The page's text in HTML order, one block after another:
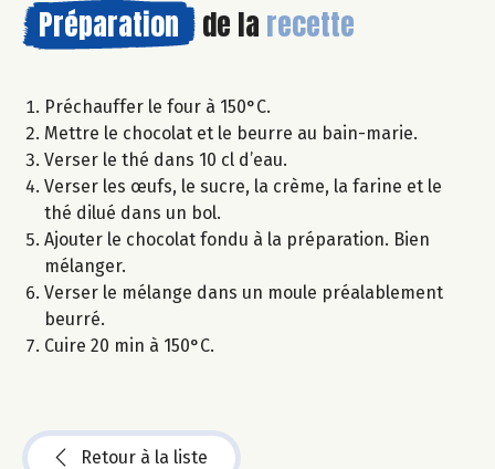
Préparation de la recette
Préchauffer le four à 150°C.
Mettre le chocolat et le beurre au bain-marie.
Verser le thé dans 10 cl d’eau.
Verser les œufs, le sucre, la crème, la farine et le
thé dilué dans un bol.
Ajouter le chocolat fondu à la préparation. Bien
mélanger.
Verser le mélange dans un moule préalablement
beurré.
Cuire 20 min à 150°C.
Retour à la liste